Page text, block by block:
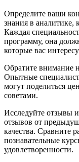
Определите ваши
знания в аналитике,
Каждая
программу, она
которые вас
Обратите внимание
Опытные
могут поделиться
советами.
Исследуйте отзывы
отзывов от
качества. Сравните
познавательные
удовлетворенности.